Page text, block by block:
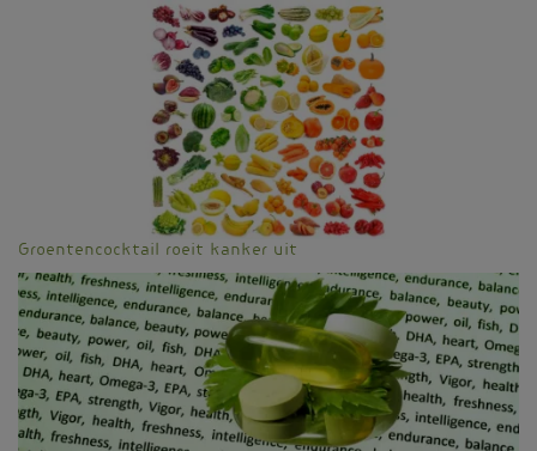
Groentencocktail roeit kanker uit